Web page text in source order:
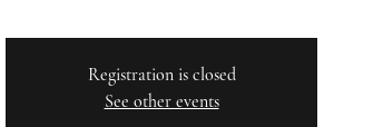
Registration is closed
See other events